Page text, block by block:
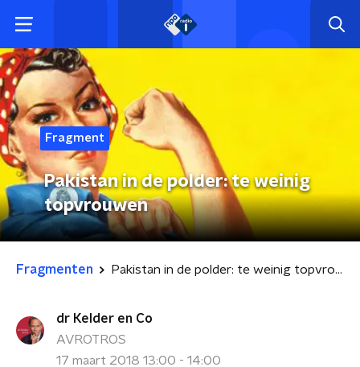
Fragment
Pakistan in de polder: te weinig
topvrouwen
Fragmenten Pakistan in de polder: te weinig topvrouwen
dr Kelder en Co
AVROTROS
17 maart 2018 13:00 - 14:00